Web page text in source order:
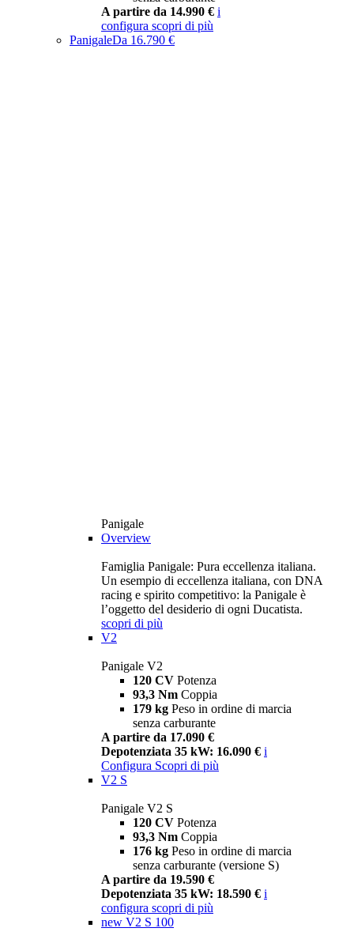
A partire da 14.990 € i
configura scopri di più
PanigaleDa 16.790 €
Panigale
Overview
Famiglia Panigale: Pura eccellenza italiana.
Un esempio di eccellenza italiana, con DNA
racing e spirito competitivo: la Panigale è
l’oggetto del desiderio di ogni Ducatista.
scopri di più
V2
Panigale V2
120 CV Potenza
93,3 Nm Coppia
179 kg Peso in ordine di marcia
senza carburante
A partire da 17.090 €
Depotenziata 35 kW: 16.090 € i
Configura Scopri di più
V2 S
Panigale V2 S
120 CV Potenza
93,3 Nm Coppia
176 kg Peso in ordine di marcia
senza carburante (versione S)
A partire da 19.590 €
Depotenziata 35 kW: 18.590 € i
configura scopri di più
new V2 S 100